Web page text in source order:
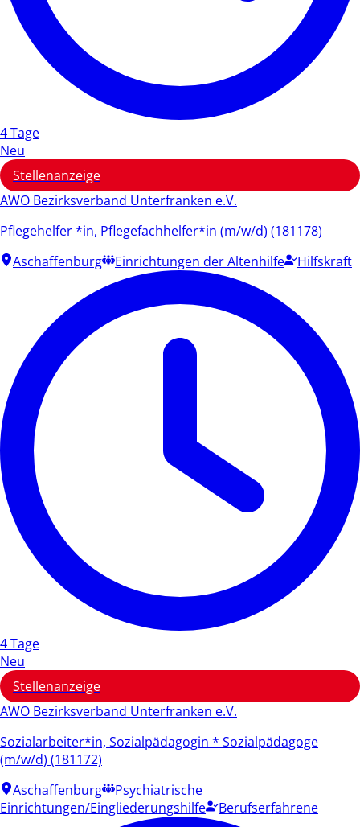
4 Tage
Neu
Stellenanzeige
AWO Bezirksverband Unterfranken e.V.
Pflegehelfer *in, Pflegefachhelfer*in (m/w/d) (181178)
Aschaffenburg
Einrichtungen der Altenhilfe Hilfskraft
4 Tage
Neu
Stellenanzeige
AWO Bezirksverband Unterfranken e.V.
Sozialarbeiter*in, Sozialpädagogin * Sozialpädagoge
(m/w/d) (181172)
Aschaffenburg
Psychiatrische
Einrichtungen/Eingliederungshilfe
Berufserfahrene